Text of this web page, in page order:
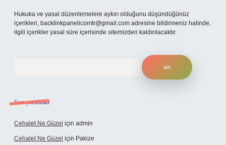
Hukuka ve yasal düzenlemelere aykırı olduğunu düşündüğünüz
içerikleri, backlinkpanelicomtr@gmail.com adresine bildirmeniz halinde,
ilgili içerikler yasal süre içerisinde sitemizden kaldırılacaktır.
Son yorumlar
Cehalet Ne Güzel için admin
Cehalet Ne Güzel için Pakize